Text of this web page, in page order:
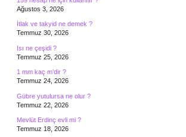
Ağustos 3, 2026
İtlak ve takyid ne demek ?
Temmuz 30, 2026
Isı ne çeşidi ?
Temmuz 25, 2026
1 mm kaç m’dir ?
Temmuz 24, 2026
Gübre yutulursa ne olur ?
Temmuz 22, 2026
Mevlüt Erdinç evli mi ?
Temmuz 18, 2026